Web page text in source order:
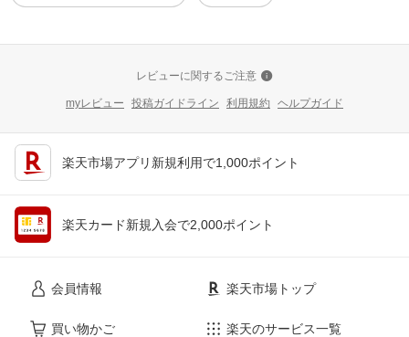
レビューに関するご注意
myレビュー 投稿ガイドライン 利用規約 ヘルプガイド
楽天市場アプリ新規利用で1,000ポイント
楽天カード新規入会で2,000ポイント
会員情報
買い物かご
楽天市場トップ
楽天のサービス一覧